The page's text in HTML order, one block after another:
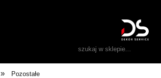
» Pozostałe